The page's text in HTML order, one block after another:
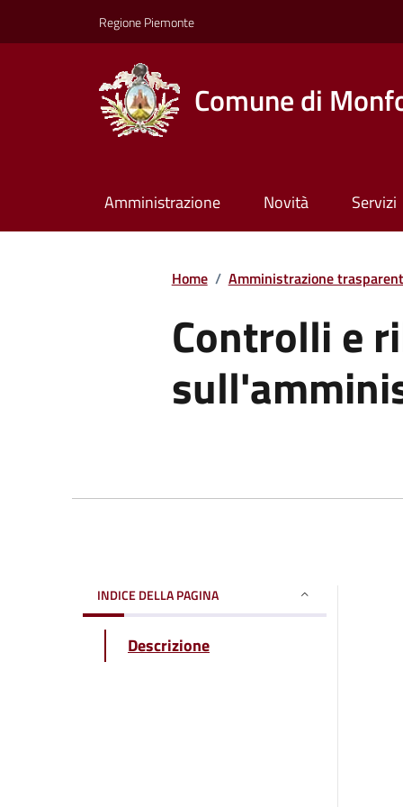
Regione Piemonte
Comune di
Amministrazione Novità Servizi
Home / Amministrazione
Controlli e
INDICE DELLA PAGINA
Descrizione